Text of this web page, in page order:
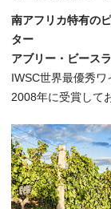
南アフリカ特有の
ター
アブリー・ビース
IWSC世界最優秀
2008年に受賞して